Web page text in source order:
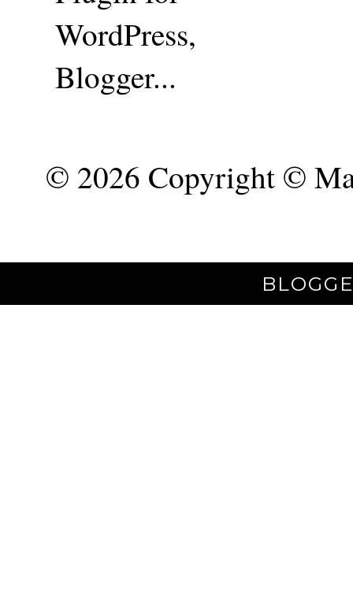
© 2026 Copyright ©